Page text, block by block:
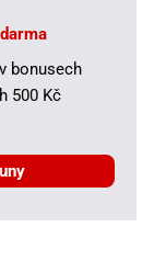
bonusech
500 Kč